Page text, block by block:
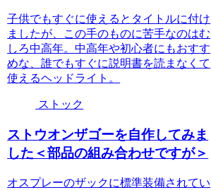
子供でもすぐに使えるとタイトルに付け
ましたが、この手のものに苦手なのはむ
しろ中高年。中高年や初心者にもおすす
めな、誰でもすぐに説明書を読まなくて
使えるヘッドライト。
ストック
ストウオンザゴーを自作してみま
した＜部品の組み合わせですが＞
オスプレーのザックに標準装備されてい